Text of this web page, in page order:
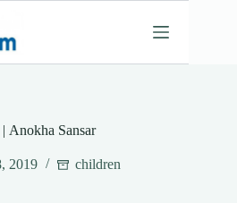
Anokha Sansar
2019 children